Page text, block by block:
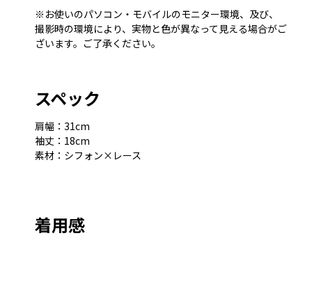
※お使いのパソコン・モバイルのモニター環境、及び、
撮影時の環境により、実物と色が異なって見える場合がご
ざいます。ご了承ください。
スペック
肩幅：31cm
袖丈：18cm
素材：シフォン×レース
着用感